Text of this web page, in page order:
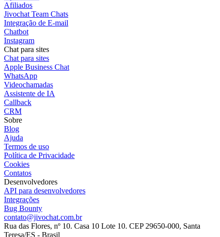
Afiliados
Jivochat Team Chats
Integração de E-mail
Chatbot
Instagram
Chat para sites
Chat para sites
Apple Business Chat
WhatsApp
Videochamadas
Assistente de IA
Callback
CRM
Sobre
Blog
Ajuda
Termos de uso
Política de Privacidade
Cookies
Contatos
Desenvolvedores
API para desenvolvedores
Integrações
Bug Bounty
contato@jivochat.com.br
Rua das Flores, nº 10. Casa 10 Lote 10. CEP 29650-000, Santa
Teresa/ES - Brasil